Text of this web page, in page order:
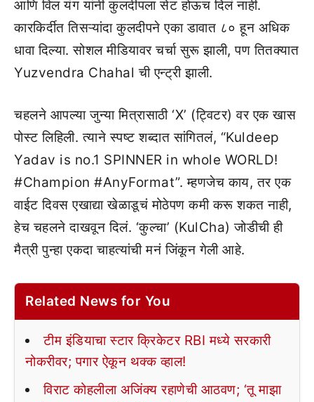
आणि विल यंग यांनी कुलदीपला सेट होऊच दिलं नाही.
कारकिर्दीत तिसऱ्यांदा कुलदीपने एका डावात ८० हून अधिक
धावा दिल्या. सोशल मीडियावर चर्चा सुरू झाली, पण तितक्यात
Yuzvendra Chahal ची एन्ट्री झाली.
चहलने आपल्या जुन्या मित्रासाठी ‘X’ (ट्विटर) वर एक खास
पोस्ट लिहिली. त्याने स्पष्ट शब्दात सांगितलं, “Kuldeep
Yadav is no.1 SPINNER in whole WORLD!
#Champion #AnyFormat”. म्हणजेच काय, तर एक
वाईट दिवस एखाद्या खेळाडूचं मोठेपण कमी करू शकत नाही,
हेच चहलने दाखवून दिलं. ‘कुल्चा’ (KulCha) जोडीची ही
मैत्री पुन्हा एकदा चाहत्यांची मनं जिंकून गेली आहे.
Related News for You
टीम इंडियाचा स्टार क्रिकेटर RBI मध्ये सरकारी
नोकरीवर; पगार ऐकून थक्क व्हाल!
विराट कोहलीला अजिंक्य रहाणेची आठवण; ‘तू माझा